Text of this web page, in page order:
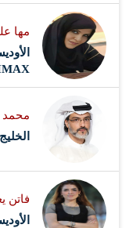
مها
محمد
فاتن